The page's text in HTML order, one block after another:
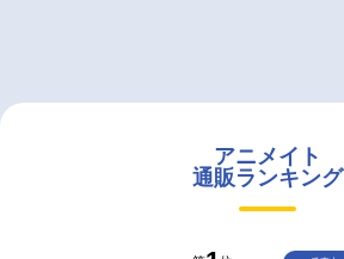
アニメイト
通販ランキング